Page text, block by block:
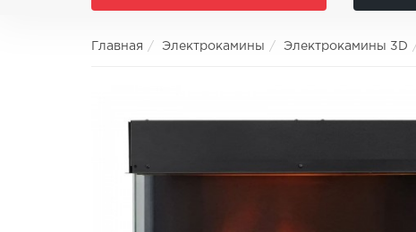
Главная Электрокамины Электрокамины 3D